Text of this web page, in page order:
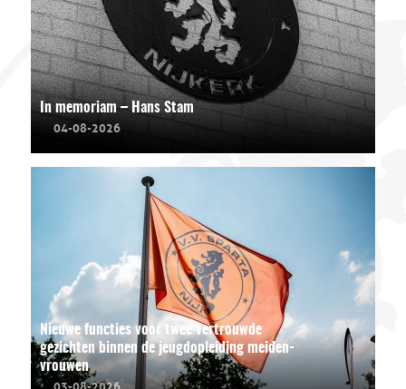
In memoriam – Hans Stam
04-08-2026
Nieuwe functies voor twee vertrouwde
gezichten binnen de jeugdopleiding meiden-
vrouwen